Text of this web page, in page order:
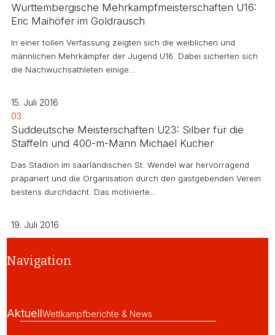
Württembergische Mehrkampfmeisterschaften U16:
Eric Maihöfer im Goldrausch
In einer tollen Verfassung zeigten sich die weiblichen und
männlichen Mehrkämpfer der Jugend U16. Dabei sicherten sich
die Nachwuchsathleten einige…
15. Juli 2016
03
Süddeutsche Meisterschaften U23: Silber für die
Staffeln und 400-m-Mann Michael Kucher
Das Stadion im saarländischen St. Wendel war hervorragend
präpariert und die Organisation durch den gastgebenden Verein
bestens durchdacht. Das motivierte…
19. Juli 2016
Navigation
AktuellWettkampfberichte & News